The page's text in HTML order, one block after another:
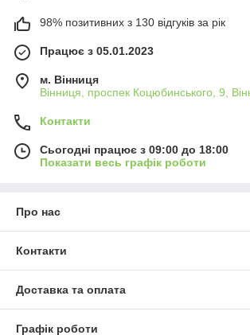
98% позитивних з 130 відгуків за рік
Працює з 05.01.2023
м. Вінниця
Вінниця, проспек Коцюбинського, 9,
Контакти
Сьогодні працює з 09:00 до 18:00
Показати весь графік роботи
Про нас
Контакти
Доставка та оплата
Графік роботи